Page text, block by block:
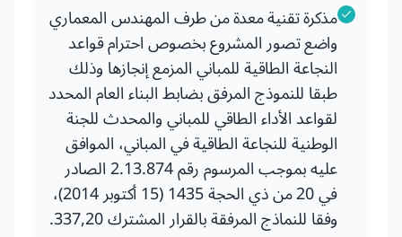
مذكرة تقنية معدة من طرف المهندس المعماري
واضع تصور المشروع بخصوص احترام قواعد
النجاعة الطاقية للمباني المزمع إنجازها وذلك
طبقا للنموذج المرفق بضابط البناء العام المحدد
لقواعد الأداء الطاقي للمباني والمحدث للجنة
الوطنية للنجاعة الطاقية في المباني، الموافق
عليه بموجب المرسوم رقم 2.13.874 الصادر
في 20 من ذي الحجة 1435 (15 أكتوبر 2014)،
وفقا للنماذج المرفقة بالقرار المشترك 337,20.